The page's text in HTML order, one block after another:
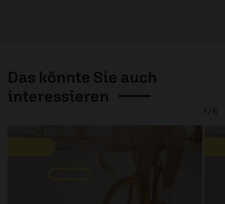
Das könnte Sie auch
interessieren
1 / 6